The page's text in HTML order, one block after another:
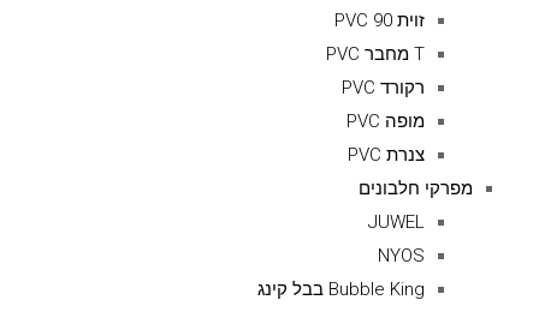
זוית 90 PVC
T מחבר PVC
רקורד PVC
מופה PVC
צנרת PVC
מפרקי חלבונים
JUWEL
NYOS
Bubble King בבל קינג